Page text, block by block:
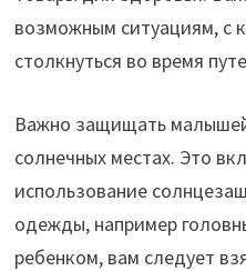
возможным ситуациям, с
столкнуться во время
Важно защищать
солнечных местах. Это
использование
одежды, например
ребенком, вам следует